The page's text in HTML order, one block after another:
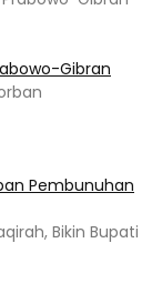
Gibran
Pembunuhan